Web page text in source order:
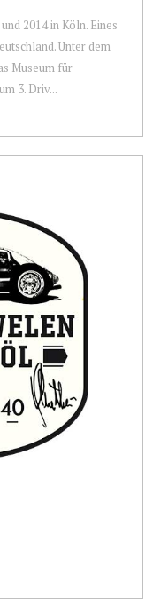
2014 in Köln. Eines
Unter dem
Museum für
3. Driv...